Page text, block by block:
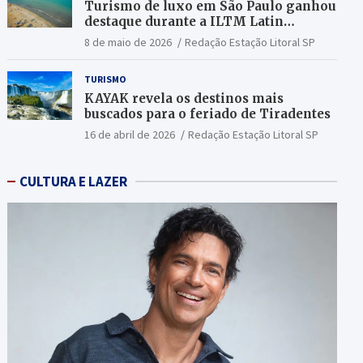
Turismo de luxo em São Paulo ganhou
destaque durante a ILTM Latin
America 2026
8 de maio de 2026 Redação Estação Litoral SP
TURISMO
KAYAK revela os destinos mais
buscados para o feriado de Tiradentes
16 de abril de 2026 Redação Estação Litoral SP
CULTURA E LAZER